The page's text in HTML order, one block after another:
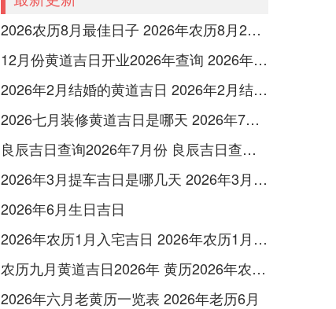
2026农历8月最佳日子 2026年农历8月26日是多少号
12月份黄道吉日开业2026年查询 2026年12月黄道吉日开业大吉
2026年2月结婚的黄道吉日 2026年2月结婚黄道吉日查询最新
2026七月装修黄道吉日是哪天 2026年7月装修吉日
良辰吉日查询2026年7月份 良辰吉日查询2026年1月份
2026年3月提车吉日是哪几天 2026年3月26号提车
2026年6月生日吉日
2026年农历1月入宅吉日 2026年农历1月入宅最好的日子
农历九月黄道吉日2026年 黄历2026年农历九月黄道吉日查询
2026年六月老黄历一览表 2026年老历6月